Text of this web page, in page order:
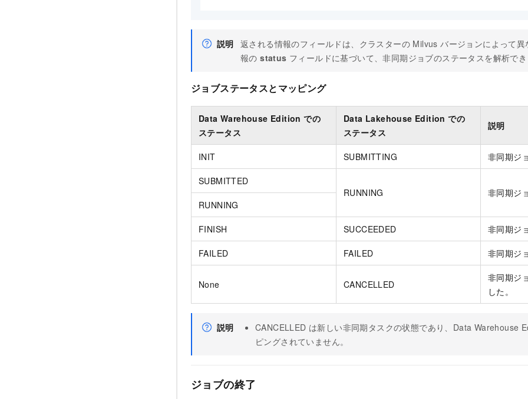
説明 返される情報のフィールドは、クラスターの Milvus バージョンによって
報のstatus フィールドに基づいて、非同期ジョブのステータスを解析で
ジョブステータスとマッピング
Data Warehouse Edition での
ステータス
Data Lakehouse Edition での
ステータス
説明
INIT SUBMITTING 非同期ジ
SUBMITTED
RUNNING
非同期ジ
RUNNING
FINISH SUCCEEDED 非同期ジ
FAILED FAILED 非同期ジ
None CANCELLED
非同期ジ
した。
説明 CANCELLED は新しい非同期タスクの状態であり、 Data Warehouse
ピングされていません。
ジョブの終了